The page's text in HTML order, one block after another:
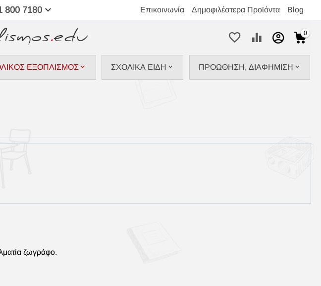
800 7180 Επικοινωνία Δημοφιλέστερα Προϊόντα Blog
0
ΕΞΟΠΛΙΣΜΟΣ ΣΧΟΛΙΚΑ ΕΙΔΗ ΠΡΟΩΘΗΣΗ, ΔΙΑΦΗΜΙΣΗ
ζωγράφο.